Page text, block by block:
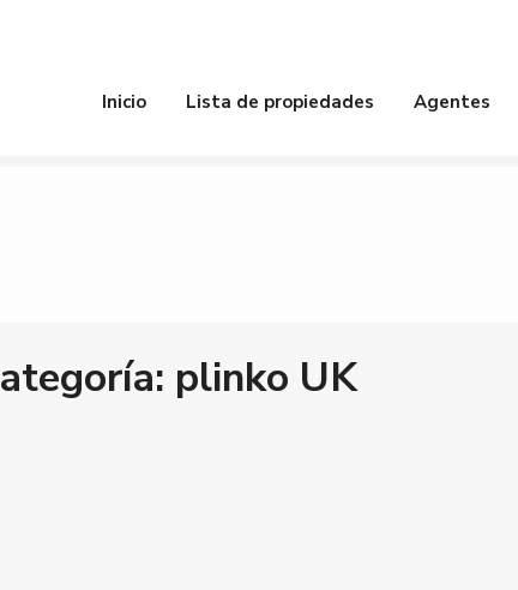
Inicio Lista de propiedades Agentes
plinko UK